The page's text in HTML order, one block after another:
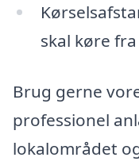
skal køre
Brug gerne
professionel
lokalområdet